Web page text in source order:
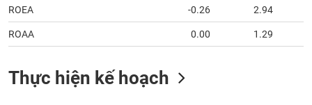
ROEA -0.26 2.94
ROAA 0.00 1.29
Thực hiện kế hoạch